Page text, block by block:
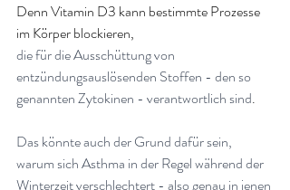
Denn Vitamin D3 kann bestimmte Prozesse
im Körper blockieren,
die für die Ausschüttung von
entzündungsauslösenden Stoffen - den so
genannten Zytokinen - verantwortlich sind.
Das könnte auch der Grund dafür sein,
warum sich Asthma in der Regel während der
Winterzeit verschlechtert - also genau in jenen